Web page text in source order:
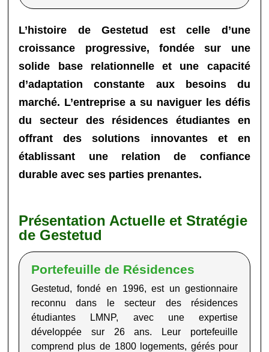
L’histoire deGestetud est celle d’une
croissance progressive, fondée sur une
solide base relationnelle et une capacité
d’adaptation constante aux besoins du
marché. L’entreprise a su naviguer les défis
du secteur des résidences étudiantes en
offrant des solutions innovantes et en
établissant une relation de confiance
durable avec ses parties prenantes.
Présentation Actuelle et Stratégie
de Gestetud
Portefeuille de Résidences
Gestetud, fondé en 1996, est un gestionnaire
reconnu dans le secteur des résidences
étudiantes LMNP, avec une expertise
développée sur 26 ans. Leur portefeuille
comprend plus de 1800 logements, gérés pour